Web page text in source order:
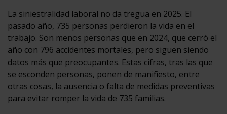
La siniestralidad laboral no da tregua en 2025. El
pasado año, 735 personas perdieron la vida en el
trabajo. Son menos personas que en 2024, que cerró el
año con 796 accidentes mortales, pero siguen siendo
datos más que preocupantes. Estas cifras, tras las que
se esconden personas, ponen de manifiesto, entre
otras cosas, la ausencia o falta de medidas preventivas
para evitar romper la vida de 735 familias.